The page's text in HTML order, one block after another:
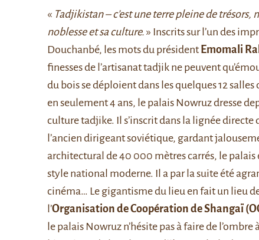
« Tadjikistan – c’est une terre pleine de trésors,
noblesse et sa culture. » Inscrits sur l’un des
Douchanbé, les mots du président Emomali
finesses de l’artisanat tadjik ne peuvent
du bois se déploient dans les quelques 12
en seulement 4 ans, le palais Nowruz dresse
culture tadjike. Il s’inscrit dans la lignée
l’ancien dirigeant soviétique, gardant
architectural de 40 000 mètres carrés, le palais
style national moderne. Il a par la suite été
cinéma… Le gigantisme du lieu en fait un lieu
l’Organisation de Coopération de Shangaï
le palais Nowruz n’hésite pas à faire de